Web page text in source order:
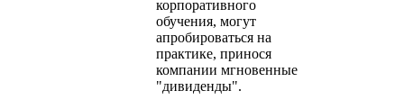
корпоративного
обучения, могут
апробироваться на
практике, принося
компании мгновенные
"дивиденды".